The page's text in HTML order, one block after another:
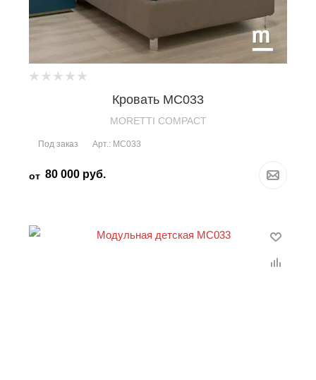
Кровать MC033
MORETTI COMPACT
Под заказ Арт.: MC033
от 80 000 руб.